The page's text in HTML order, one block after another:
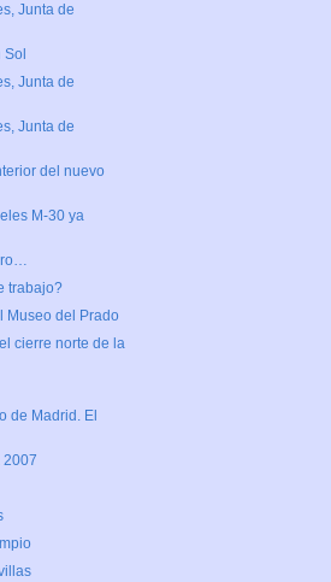
Junta de
Junta de
Junta de
del nuevo
M-30 ya
trabajo?
Museo del Prado
cierre norte de la
de Madrid. El
2007